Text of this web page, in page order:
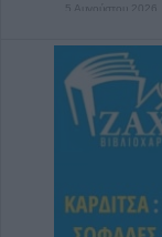
5 Αυγούστου 2026,
Πρόσκληση
Π.Μ.Σ.
2027)
5 Αυγούστου 2026,
Σμοκόβου,